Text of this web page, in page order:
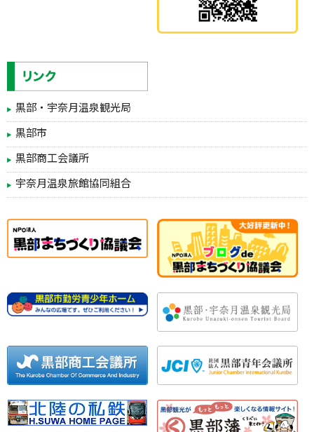
黒部・宇奈月温泉観光局
黒部市
黒部商工会議所
宇奈月温泉旅館協同組合